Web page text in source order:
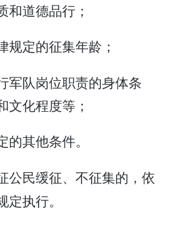
和道德品行；
规定的征集年龄；
军队岗位职责的身体条
文化程度等；
的其他条件。
公民缓征、不征集的，依
执行。